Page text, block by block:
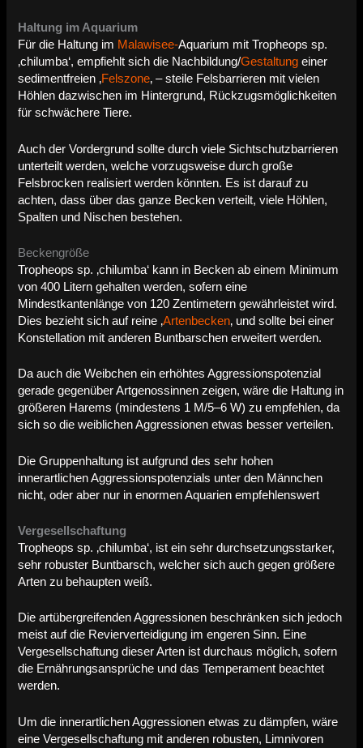
Haltung im Aquarium
Für die Haltung im Malawisee-Aquarium mit Tropheops sp.
‚chilumba‘, empfiehlt sich die Nachbildung/Gestaltung einer
sedimentfreien ‚Felszone‚ – steile Felsbarrieren mit vielen
Höhlen dazwischen im Hintergrund, Rückzugsmöglichkeiten
für schwächere Tiere.
Auch der Vordergrund sollte durch viele Sichtschutzbarrieren
unterteilt werden, welche vorzugsweise durch große
Felsbrocken realisiert werden könnten. Es ist darauf zu
achten, dass über das ganze Becken verteilt, viele Höhlen,
Spalten und Nischen bestehen.
Beckengröße
Tropheops sp. ‚chilumba‘ kann in Becken ab einem Minimum
von 400 Litern gehalten werden, sofern eine
Mindestkantenlänge von 120 Zentimetern gewährleistet wird.
Dies bezieht sich auf reine ‚Artenbecken‚ und sollte bei einer
Konstellation mit anderen Buntbarschen erweitert werden.
Da auch die Weibchen ein erhöhtes Aggressionspotenzial
gerade gegenüber Artgenossinnen zeigen, wäre die Haltung in
größeren Harems (mindestens 1 M/5–6 W) zu empfehlen, da
sich so die weiblichen Aggressionen etwas besser verteilen.
Die Gruppenhaltung ist aufgrund des sehr hohen
innerartlichen Aggressionspotenzials unter den Männchen
nicht, oder aber nur in enormen Aquarien empfehlenswert
Vergesellschaftung
Tropheops sp. ‚chilumba‘, ist ein sehr durchsetzungsstarker,
sehr robuster Buntbarsch, welcher sich auch gegen größere
Arten zu behaupten weiß.
Die artübergreifenden Aggressionen beschränken sich jedoch
meist auf die Revierverteidigung im engeren Sinn. Eine
Vergesellschaftung dieser Arten ist durchaus möglich, sofern
die Ernährungsansprüche und das Temperament beachtet
werden.
Um die innerartlichen Aggressionen etwas zu dämpfen, wäre
eine Vergesellschaftung mit anderen robusten, Limnivoren